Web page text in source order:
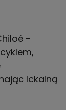
-
lokalną